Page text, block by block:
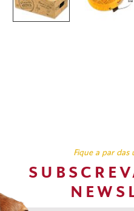
Fique a par das